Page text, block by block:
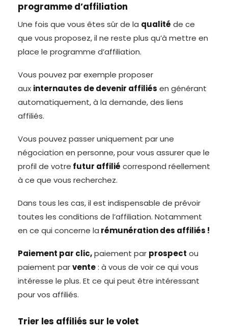
programme d’affiliation
Une fois que vous êtes sûr de la qualité de ce
que vous proposez, il ne reste plus qu’à mettre en
place le programme d’affiliation.
Vous pouvez par exemple proposer
aux internautes de devenir affiliés en générant
automatiquement, à la demande, des liens
affiliés.
Vous pouvez passer uniquement par une
négociation en personne, pour vous assurer que le
profil de votre futur affilié correspond réellement
à ce que vous recherchez.
Dans tous les cas, il est indispensable de prévoir
toutes les conditions de l’affiliation. Notamment
en ce qui concerne la rémunération des affiliés !
Paiement par clic,paiement par prospect ou
paiement parvente: à vous de voir ce qui vous
intéresse le plus. Et ce qui peut être intéressant
pour vos affiliés.
Trier les affiliés sur le volet